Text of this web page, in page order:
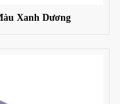
Xanh Dương